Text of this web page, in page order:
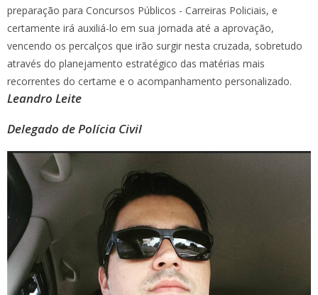
preparação para Concursos Públicos - Carreiras Policiais, e
certamente irá auxiliá-lo em sua jornada até a aprovação,
vencendo os percalços que irão surgir nesta cruzada, sobretudo
através do planejamento estratégico das matérias mais
recorrentes do certame e o acompanhamento personalizado.
Leandro Leite
Delegado de Polícia Civil